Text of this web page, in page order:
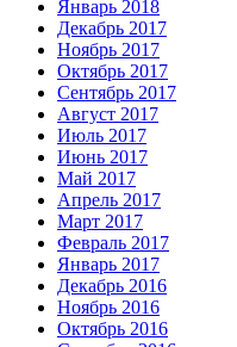
Январь 2018
Декабрь 2017
Ноябрь 2017
Октябрь 2017
Сентябрь 2017
Август 2017
Июль 2017
Июнь 2017
Май 2017
Апрель 2017
Март 2017
Февраль 2017
Январь 2017
Декабрь 2016
Ноябрь 2016
Октябрь 2016